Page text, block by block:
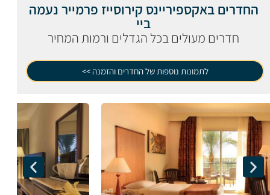
החדרים באקספיריינס קירוסייז פרמייר נעמה
ביי
חדרים מעולים בכל הגדלים ורמות המחיר
לתמונות נוספות של החדרים והזמנה >>